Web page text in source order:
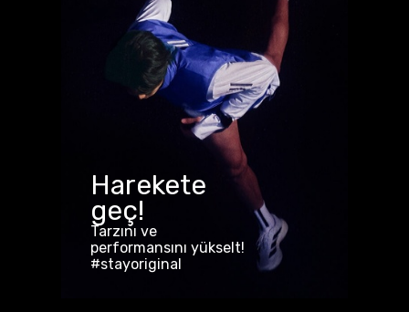
Harekete
geç!
Tarzını ve
performansını yükselt!
#stayoriginal